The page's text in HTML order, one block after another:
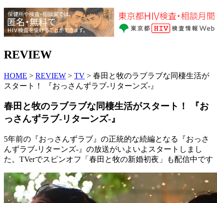
REVIEW
HOME > REVIEW > TV > 春田と牧のラブラブな同棲生活が
スタート！ 『おっさんずラブ-リターンズ-』
春田と牧のラブラブな同棲生活がスタート！ 『お
っさんずラブ-リターンズ-』
5年前の『おっさんずラブ』の正統的な続編となる『おっさ
んずラブ-リターンズ-』の放送がいよいよスタートしまし
た。TVerでスピンオフ「春田と牧の新婚初夜」も配信中です